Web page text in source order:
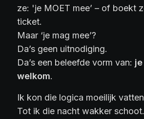
ze: 'je MOET mee’ – of boekt
ticket.
Maar ‘je mag mee’?
Da’s geen uitnodiging.
Da’s een beleefde vorm van:
welkom.
Ik kon die logica moeilijk
Tot ik die nacht wakker